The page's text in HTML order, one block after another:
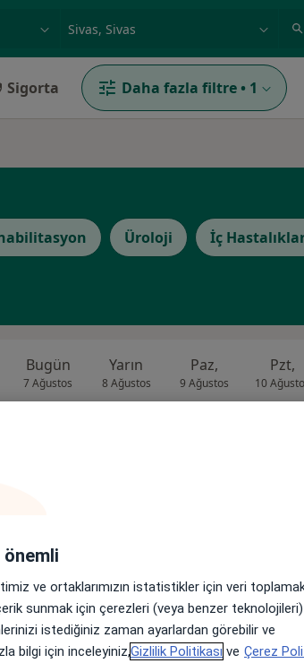
Sigorta Daha fazla filtre • 1
Üroloji İç
Bugün
7 Ağustos
Yarın
8 Ağustos
Paz,
9 Ağustos
Pzt,
10
ve ortaklarımızın istatistikler için veri
sunmak için çerezleri (veya benzer
istediğiniz zaman ayarlardan görebilir ve
bilgi için inceleyiniz,Gizlilik Politikası ve Çerez